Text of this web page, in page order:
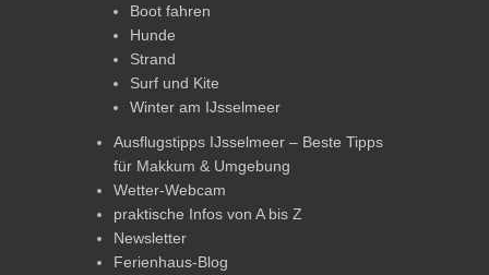
Boot fahren
Hunde
Strand
Surf und Kite
Winter am IJsselmeer
Ausflugstipps IJsselmeer – Beste Tipps
für Makkum & Umgebung
Wetter-Webcam
praktische Infos von A bis Z
Newsletter
Ferienhaus-Blog